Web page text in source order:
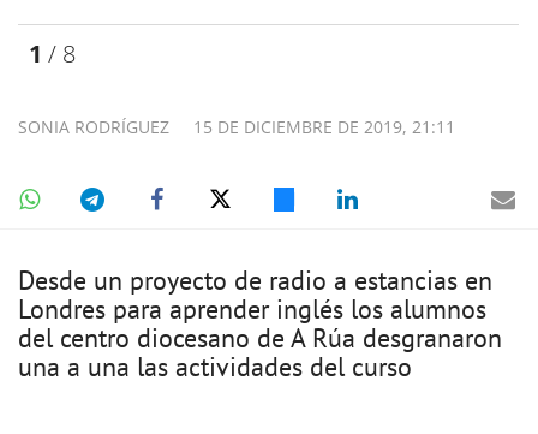
1 / 8
15 DE DICIEMBRE DE 2019, 21:11
SONIA RODRÍGUEZ
Desde un proyecto de radio a estancias en
Londres para aprender inglés los alumnos
del centro diocesano de A Rúa desgranaron
una a una las actividades del curso